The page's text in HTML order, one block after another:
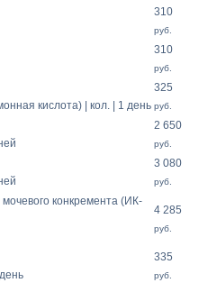
310
руб.
310
руб.
кислота) | кол. | 1 день
325
руб.
2 650
руб.
3 080
руб.
конкремента (ИК-
4 285
руб.
335
руб.